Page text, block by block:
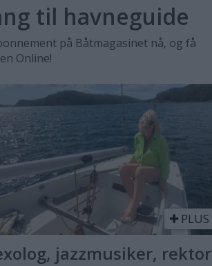
til havneguide
på Båtmagasinet nå, og få
Online!
PLUS
jazzmusiker, rektor